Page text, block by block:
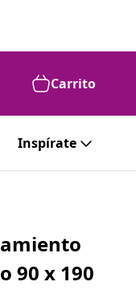
Carrito
Inspírate
90 x 190